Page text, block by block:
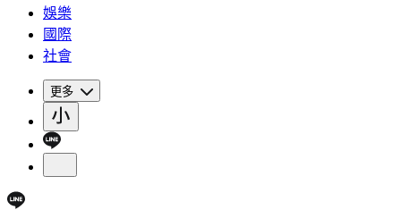
娛樂
國際
社會
更多